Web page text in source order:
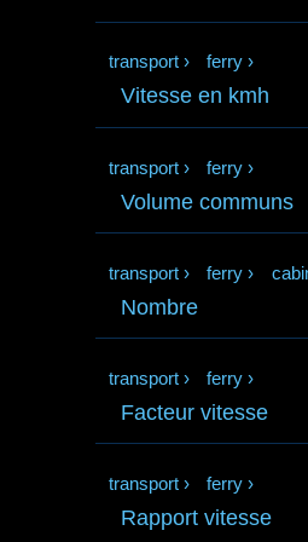
transport › ferry ›
Vitesse en kmh
transport › ferry ›
Volume communs
transport › ferry ›
Nombre
transport › ferry ›
Facteur vitesse
transport › ferry ›
Rapport vitesse